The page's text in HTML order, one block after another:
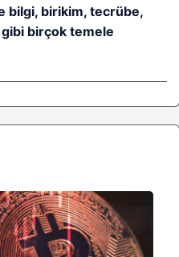
bilgi, birikim, tecrübe,
birçok temele